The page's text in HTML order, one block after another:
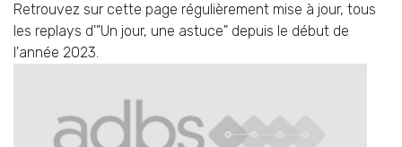
Retrouvez sur cette page régulièrement mise à jour, tous
les replays d'"Un jour, une astuce" depuis le début de
l'année 2023.